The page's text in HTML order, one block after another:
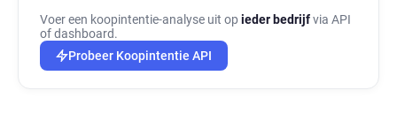
Voer een koopintentie-analyse uit op ieder bedrijfvia API
of dashboard.
Probeer Koopintentie API